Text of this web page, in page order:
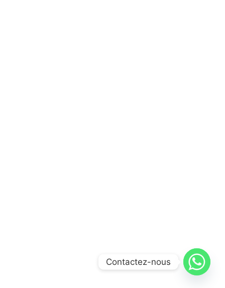
Contactez-nous